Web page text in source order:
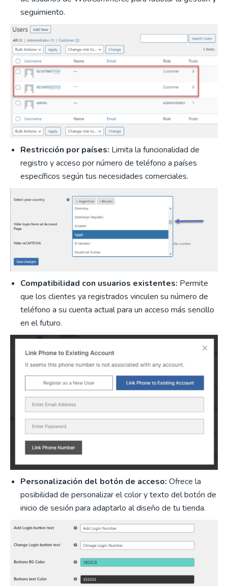
seguimiento.
Restricción por países: Limita la funcionalidad de
registro y acceso por número de teléfono a países
específicos según tus necesidades comerciales.
Compatibilidad con usuarios existentes: Permite
que los clientes ya registrados vinculen su número de
teléfono a su cuenta actual para un acceso más sencillo
en el futuro.
Personalización del botón de acceso: Ofrece la
posibilidad de personalizar el color y texto del botón de
inicio de sesión para adaptarlo al diseño de tu tienda.